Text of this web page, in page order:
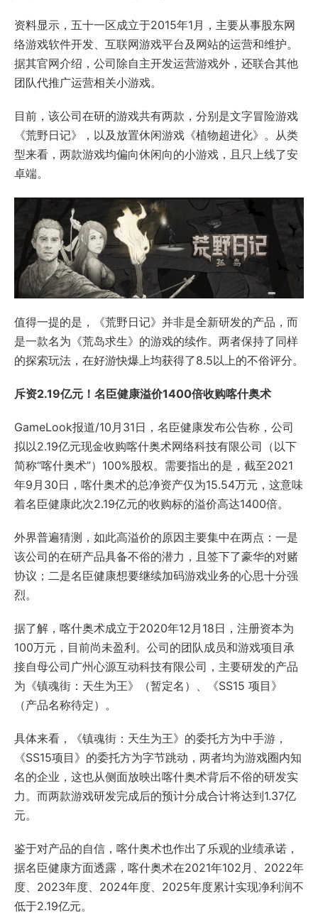
资料显示，五十一区成立于2015年1月，主要从事股东网
络游戏软件开发、互联网游戏平台及网站的运营和维护。
据其官网介绍，公司除自主开发运营游戏外，还联合其他
团队代推广运营相关小游戏。
目前，该公司在研的游戏共有两款，分别是文字冒险游戏
《荒野日记》，以及放置休闲游戏《植物超进化》。从类
型来看，两款游戏均偏向休闲向的小游戏，且只上线了安
卓端。
值得一提的是，《荒野日记》并非是全新研发的产品，而
是一款名为《荒岛求生》的游戏的续作。两者保持了同样
的探索玩法，在好游快爆上均获得了8.5以上的不俗评分。
斥资2.19亿元！名臣健康溢价1400倍收购喀什奥术
GameLook报道/10月31日，名臣健康发布公告称，公司
拟以2.19亿元现金收购喀什奥术网络科技有限公司（以下
简称“喀什奥术”）100%股权。需要指出的是，截至2021
年9月30日，喀什奥术的总净资产仅为15.54万元，这意味
着名臣健康此次2.19亿元的收购标的溢价高达1400倍。
外界普遍猜测，如此高溢价的原因主要集中在两点：一是
该公司的在研产品具备不俗的潜力，且签下了豪华的对赌
协议；二是名臣健康想要继续加码游戏业务的心思十分强
烈。
据了解，喀什奥术成立于2020年12月18日，注册资本为
100万元，目前尚未盈利。公司的团队成员和游戏项目承
接自母公司广州心源互动科技有限公司，主要研发的产品
为《镇魂街：天生为王》（暂定名）、《SS15 项目》
（产品名称待定）。
具体来看，《镇魂街：天生为王》的委托方为中手游，
《SS15项目》的委托方为字节跳动，两者均为游戏圈内知
名的企业，这也从侧面放映出喀什奥术背后不俗的研发实
力。而两款游戏研发完成后的预计分成合计将达到1.37亿
元。
鉴于对产品的自信，喀什奥术也作出了乐观的业绩承诺，
据名臣健康方面透露，喀什奥术在2021年102月、2022年
度、2023年度、2024年度、2025年度累计实现净利润不
低于2.19亿元。